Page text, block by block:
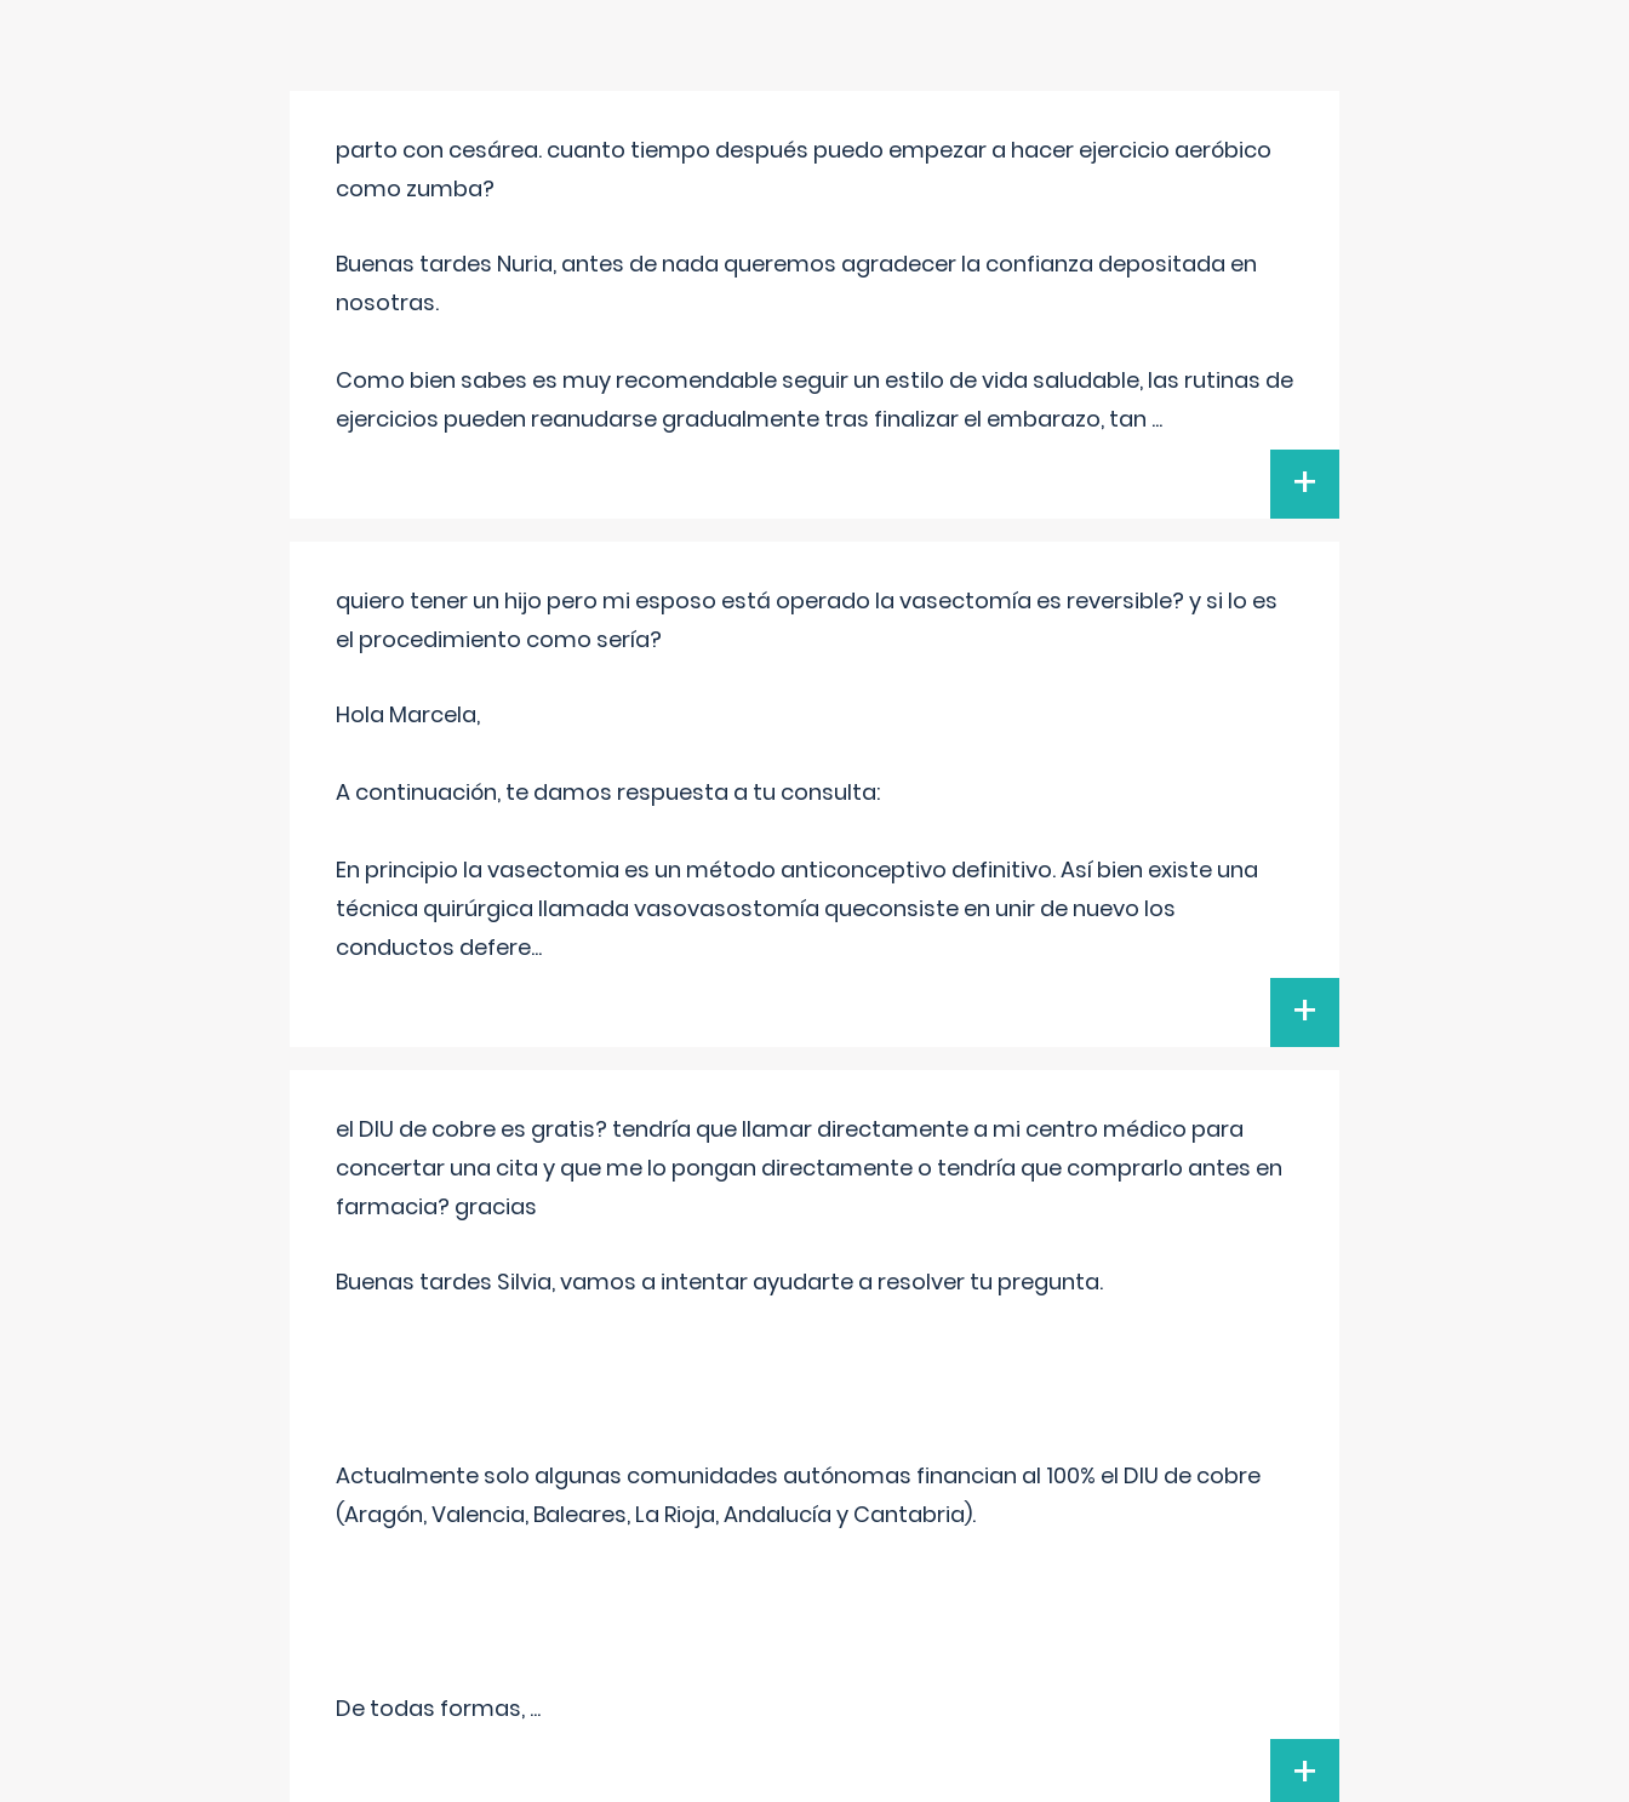
parto con cesárea. cuanto tiempo después puedo empezar a hacer ejercicio aeróbico
como zumba?
Buenas tardes Nuria, antes de nada queremos agradecer la confianza depositada en
nosotras.
Como bien sabes es muy recomendable seguir un estilo de vida saludable, las rutinas de
ejercicios pueden reanudarse gradualmente tras finalizar el embarazo, tan ...
+
quiero tener un hijo pero mi esposo está operado la vasectomía es reversible? y si lo es
el procedimiento como sería?
Hola Marcela,
A continuación, te damos respuesta a tu consulta:
En principio la vasectomia es un método anticonceptivo definitivo. Así bien existe una
técnica quirúrgica llamada vasovasostomía queconsiste en unir de nuevo los
conductos defere...
+
el DIU de cobre es gratis? tendría que llamar directamente a mi centro médico para
concertar una cita y que me lo pongan directamente o tendría que comprarlo antes en
farmacia? gracias
Buenas tardes Silvia, vamos a intentar ayudarte a resolver tu pregunta.
Actualmente solo algunas comunidades autónomas financian al 100% el DIU de cobre
(Aragón, Valencia, Baleares, La Rioja, Andalucía y Cantabria).
De todas formas, ...
+